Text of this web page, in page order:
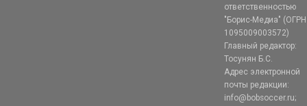
ответственностью
"Борис-Медиа" (ОГРН
1095009003572)
Главный редактор:
Тосунян Б.С.
Адрес электронной
почты редакции:
info@bobsoccer.ru;